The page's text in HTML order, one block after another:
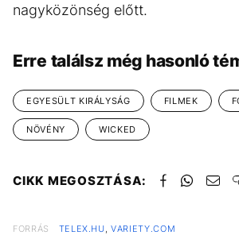
nagyközönség előtt.
Erre találsz még hasonló
EGYESÜLT KIRÁLYSÁG FILMEK
NÖVÉNY WICKED
CIKK MEGOSZTÁSA:
FORRÁS TELEX.HU ,VARIETY.COM